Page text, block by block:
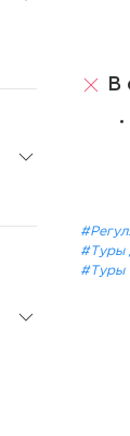
В
#Туры
#Туры